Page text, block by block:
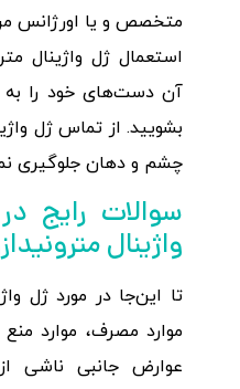
متخصص و یا اورژانس
استعمال ژل واژینال
آن دست‌های خود را به
بشویید. از تماس ژل
چشم و دهان جلوگیری
سوالات رایج
واژینال
تا این‌جا در مورد ژل
موارد مصرف، موارد
عوارض جانبی ناشی